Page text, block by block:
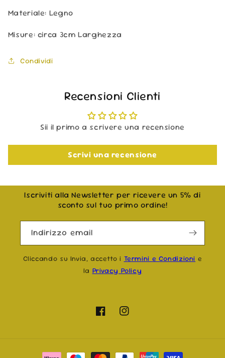
Materiale: Legno
Misure: circa 3cm Larghezza
Condividi
Recensioni Clienti
Sii il primo a scrivere una recensione
Scrivi una recensione
Iscriviti alla Newsletter per ricevere un 5% di
sconto sul tuo primo ordine!
Indirizzo email
Cliccando su Invia, accetto i Termini e Condizioni e
la Privacy Policy
FacebookInstagram
Metodi